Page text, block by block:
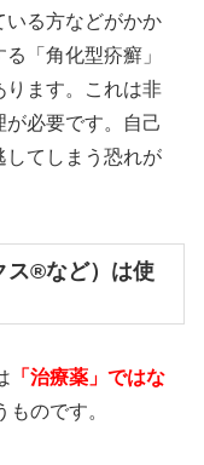
いる方などがかか
「角化型疥癬」
ります。これは非
必要です。自己
してしまう恐れが
ス®など）は使
「治療薬」ではな
ものです。